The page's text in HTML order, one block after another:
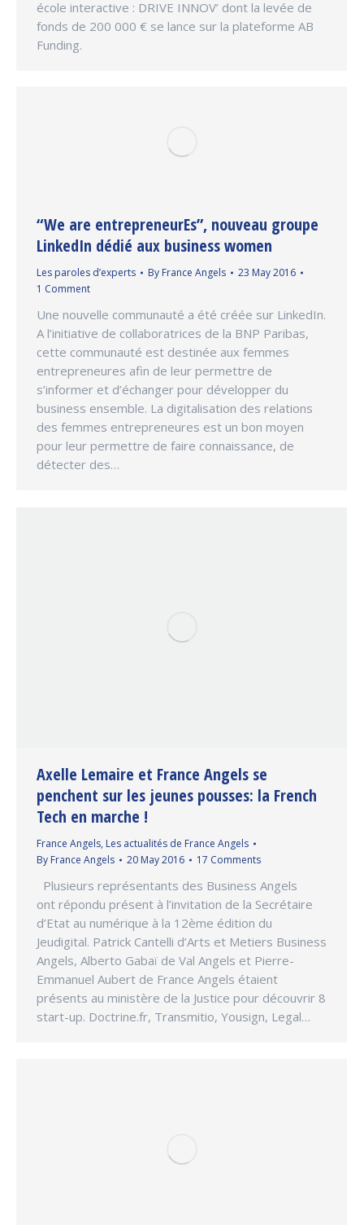
école interactive : DRIVE INNOV’ dont la levée de
fonds de 200 000 € se lance sur la plateforme AB
Funding.
“We are entrepreneurEs”, nouveau groupe
LinkedIn dédié aux business women
Les paroles d’experts By France Angels
23 May 2016
1 Comment
Une nouvelle communauté a été créée sur LinkedIn.
A l’initiative de collaboratrices de la BNP Paribas,
cette communauté est destinée aux femmes
entrepreneures afin de leur permettre de
s’informer et d’échanger pour développer du
business ensemble. La digitalisation des relations
des femmes entrepreneures est un bon moyen
pour leur permettre de faire connaissance, de
détecter des…
Axelle Lemaire et France Angels se
penchent sur les jeunes pousses: la French
Tech en marche !
France Angels, Les actualités de France Angels
By France Angels 20 May 2016 17 Comments
Plusieurs représentants des Business Angels
ont répondu présent à l’invitation de la Secrétaire
d’Etat au numérique à la 12ème édition du
Jeudigital. Patrick Cantelli d’Arts et Metiers Business
Angels, Alberto Gabaï de Val Angels et Pierre-
Emmanuel Aubert de France Angels étaient
présents au ministère de la Justice pour découvrir 8
start-up. Doctrine.fr, Transmitio, Yousign, Legal…